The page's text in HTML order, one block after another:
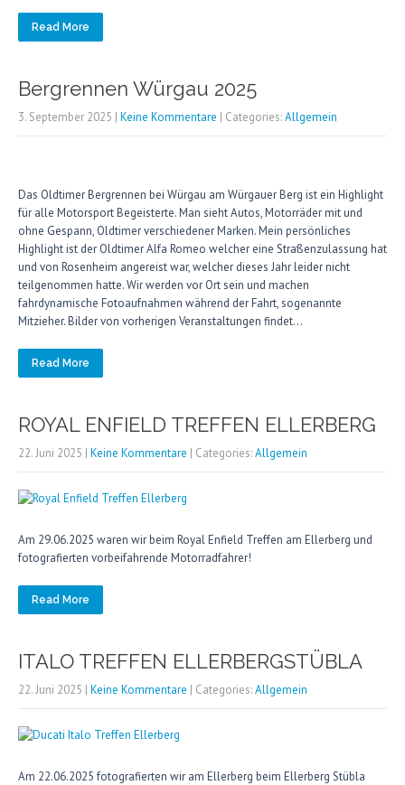
Read More
Bergrennen Würgau 2025
3. September 2025 | Keine Kommentare | Categories:Allgemein
Das Oldtimer Bergrennen bei Würgau am Würgauer Berg ist ein Highlight
für alle Motorsport Begeisterte. Man sieht Autos, Motorräder mit und
ohne Gespann, Oldtimer verschiedener Marken. Mein persönliches
Highlight ist der Oldtimer Alfa Romeo welcher eine Straßenzulassung hat
und von Rosenheim angereist war, welcher dieses Jahr leider nicht
teilgenommen hatte. Wir werden vor Ort sein und machen
fahrdynamische Fotoaufnahmen während der Fahrt, sogenannte
Mitzieher. Bilder von vorherigen Veranstaltungen findet…
Read More
ROYAL ENFIELD TREFFEN ELLERBERG
22. Juni 2025 | Keine Kommentare | Categories:Allgemein
Am 29.06.2025 waren wir beim Royal Enfield Treffen am Ellerberg und
fotografierten vorbeifahrende Motorradfahrer!
Read More
ITALO TREFFEN ELLERBERGSTÜBLA
22. Juni 2025 | Keine Kommentare | Categories:Allgemein
Am 22.06.2025 fotografierten wir am Ellerberg beim Ellerberg Stübla